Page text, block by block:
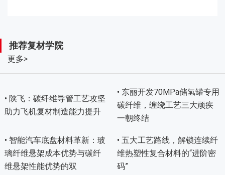
推荐复材学院
更多>
• 陕飞：碳纤维导管工艺攻坚
助力飞机复材制造能力提升
• 东丽开发70MPa储氢罐专用
碳纤维，缠绕工艺三大顽疾
一朝终结
• 智能汽车底盘材料革新：玻
璃纤维悬架成本优势与碳纤
维悬架性能优势的双
• 五大工艺路线，解锁连续纤
维热塑性复合材料的“进阶密
码”